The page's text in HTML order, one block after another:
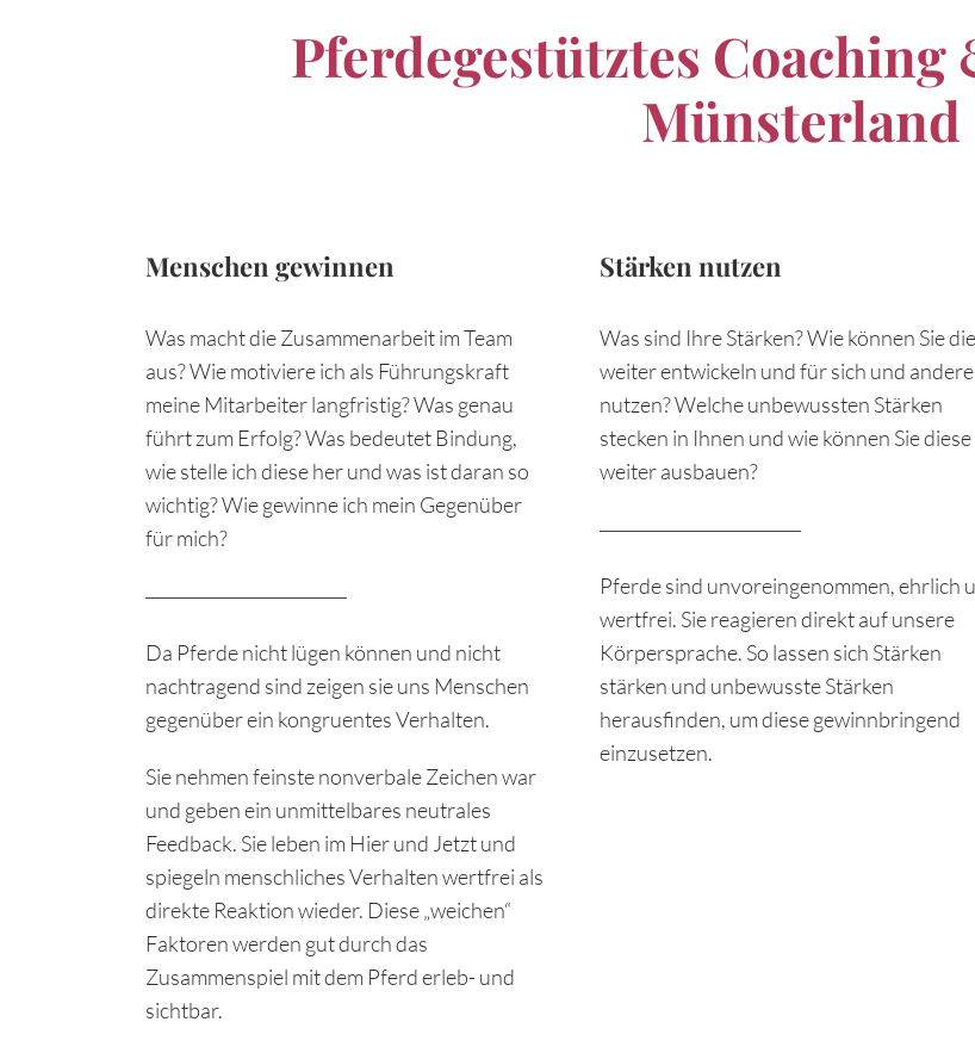
Pferdegestütztes
Münsterland
Menschen gewinnen
Was macht die Zusammenarbeit im Team
aus? Wie motiviere ich als Führungskraft
meine Mitarbeiter langfristig? Was genau
führt zum Erfolg? Was bedeutet Bindung,
wie stelle ich diese her und was ist daran so
wichtig? Wie gewinne ich mein Gegenüber
für mich?
Da Pferde nicht lügen können und nicht
nachtragend sind zeigen sie uns Menschen
gegenüber ein kongruentes Verhalten.
Sie nehmen feinste nonverbale Zeichen war
und geben ein unmittelbares neutrales
Feedback. Sie leben im Hier und Jetzt und
spiegeln menschliches Verhalten wertfrei als
direkte Reaktion wieder. Diese „weichen“
Faktoren werden gut durch das
Zusammenspiel mit dem Pferd erleb- und
sichtbar.
Stärken nutzen
Was sind Ihre Stärken? Wie können Sie
weiter entwickeln und für sich und andere
nutzen? Welche unbewussten Stärken
stecken in Ihnen und wie können Sie diese
weiter ausbauen?
Pferde sind unvoreingenommen, ehrlich
wertfrei. Sie reagieren direkt auf unsere
Körpersprache. So lassen sich Stärken
stärken und unbewusste Stärken
herausfinden, um diese gewinnbringend
einzusetzen.